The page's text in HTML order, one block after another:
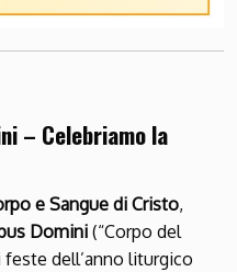
– Celebriamo la
e Sangue di Cristo,
Domini (“Corpo del
feste dell’anno liturgico